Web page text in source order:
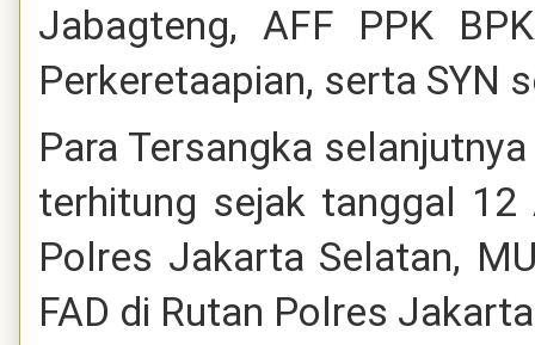
Jabagteng, AFF PPK
Perkeretaapian, serta SYN
Para Tersangka
terhitung sejak tanggal
Polres Jakarta Selatan,
FAD di Rutan Polres